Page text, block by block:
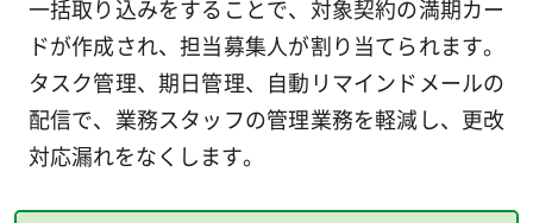
一括取り込みをすることで、対象契約の満期カー
ドが作成され、担当募集人が割り当てられます。
タスク管理、期日管理、自動リマインドメールの
配信で、業務スタッフの管理業務を軽減し、更改
対応漏れをなくします。